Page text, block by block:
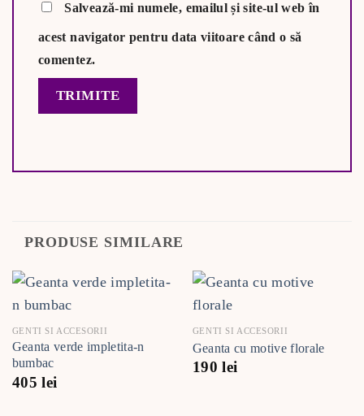
Salvează-mi numele, emailul și site-ul web în
acest navigator pentru data viitoare când o să
comentez.
PRODUSE SIMILARE
GENTI SI ACCESORII
Geanta verde impletita-n
bumbac
405lei
GENTI SI ACCESORII
Geanta cu motive florale
190lei